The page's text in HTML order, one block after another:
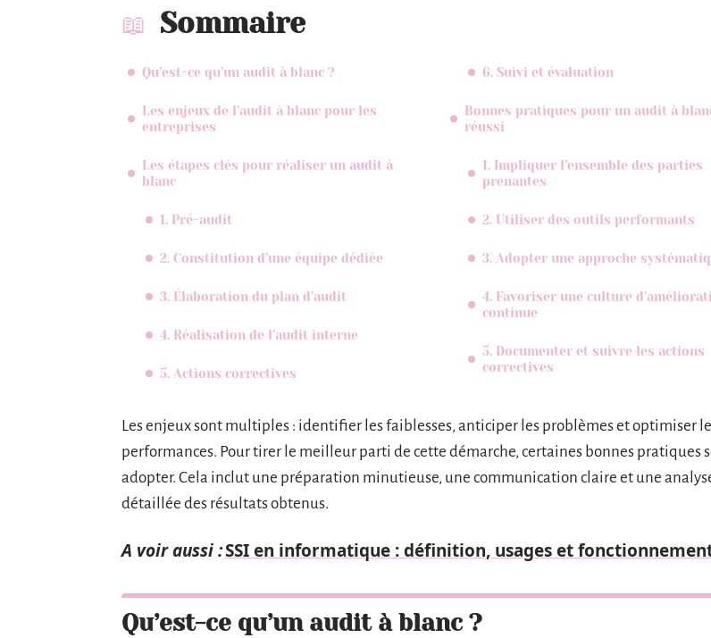
Sommaire
Qu’est-ce qu’un audit à blanc ?
Les enjeux de l’audit à blanc pour les
entreprises
Les étapes clés pour réaliser un audit à
blanc
1. Pré-audit
2. Constitution d’une équipe dédiée
3. Élaboration du plan d’audit
4. Réalisation de l’audit interne
5. Actions correctives
6. Suivi et évaluation
Bonnes pratiques pour un audit à
réussi
1. Impliquer l’ensemble des parties
prenantes
2. Utiliser des outils performants
3. Adopter une approche
4. Favoriser une culture
continue
5. Documenter et suivre les actions
correctives
Les enjeux sont multiples : identifier les faiblesses, anticiper les problèmes et optimiser
performances. Pour tirer le meilleur parti de cette démarche, certaines bonnes pratiques
adopter. Cela inclut une préparation minutieuse, une communication claire et une
détaillée des résultats obtenus.
A voir aussi :SSI en informatique : définition, usages et
Qu’est-ce qu’un audit à blanc ?